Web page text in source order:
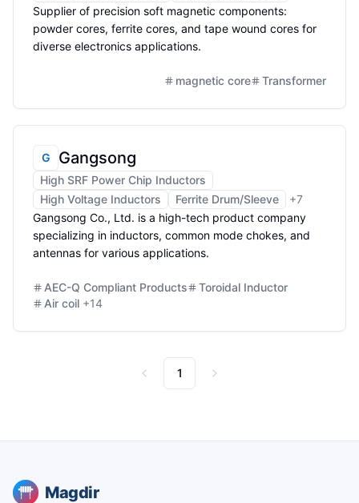
Supplier of precision soft magnetic components:
powder cores, ferrite cores, and tape wound cores for
diverse electronics applications.
magnetic core Transformer
G Gangsong
High SRF Power Chip Inductors
High Voltage Inductors
Ferrite Drum/Sleeve +7
Gangsong Co., Ltd. is a high-tech product company
specializing in inductors, common mode chokes, and
antennas for various applications.
AEC-Q Compliant Products
Toroidal Inductor
Air coil +14
Previous
1 Next
Magdir